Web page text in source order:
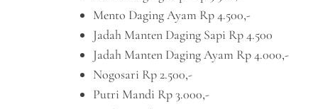
Mento Daging Ayam Rp 4.500,-
Jadah Manten Daging Sapi Rp 4.500
Jadah Manten Daging Ayam Rp 4.000,-
Nogosari Rp 2.500,-
Putri Mandi Rp 3.000,-